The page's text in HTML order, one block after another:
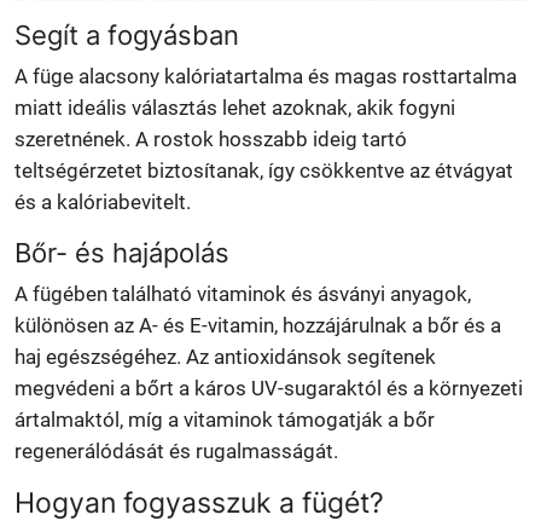
Segít a fogyásban
A füge alacsony kalóriatartalma és magas rosttartalma
miatt ideális választás lehet azoknak, akik fogyni
szeretnének. A rostok hosszabb ideig tartó
teltségérzetet biztosítanak, így csökkentve az étvágyat
és a kalóriabevitelt.
Bőr- és hajápolás
A fügében található vitaminok és ásványi anyagok,
különösen az A- és E-vitamin, hozzájárulnak a bőr és a
haj egészségéhez. Az antioxidánsok segítenek
megvédeni a bőrt a káros UV-sugaraktól és a környezeti
ártalmaktól, míg a vitaminok támogatják a bőr
regenerálódását és rugalmasságát.
Hogyan fogyasszuk a fügét?